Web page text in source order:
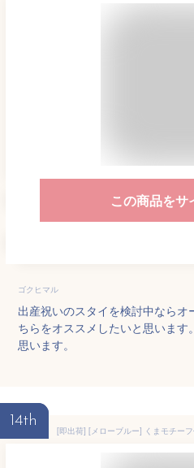
この商品をサ
ゴクヒマル
出産祝いのスタイを検討中ならオ
ちらをオススメしたいと思います
思います。
14th